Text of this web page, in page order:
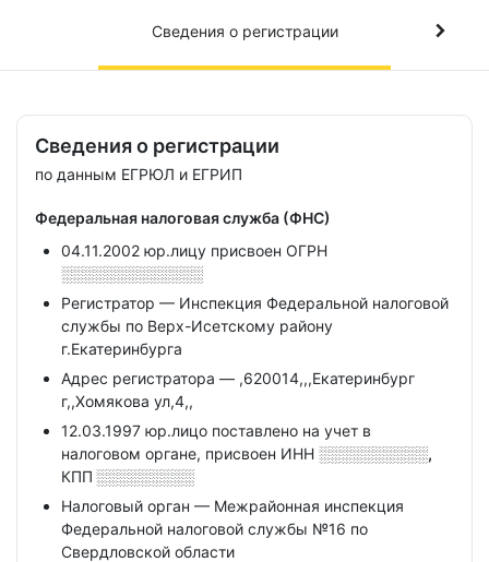
Сведения о регистрации
Сведения о регистрации
по данным ЕГРЮЛ и ЕГРИП
Федеральная налоговая служба (ФНС)
04.11.2002 юр.лицу присвоен ОГРН
░░░░░░░░░░░░░
Регистратор — Инспекция Федеральной налоговой
службы по Верх-Исетскому району
г.Екатеринбурга
Адрес регистратора — ,620014,,,Екатеринбург
г,,Хомякова ул,4,,
12.03.1997 юр.лицо поставлено на учет в
налоговом органе, присвоен ИНН ░░░░░░░░░░,
КПП ░░░░░░░░░
Налоговый орган — Межрайонная инспекция
Федеральной налоговой службы №16 по
Свердловской области